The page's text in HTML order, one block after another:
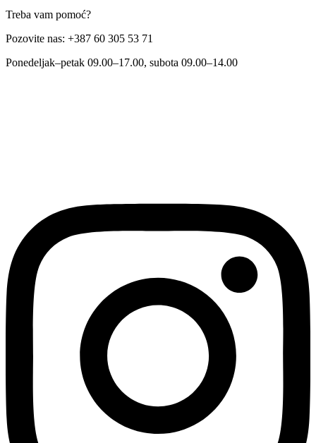
Treba vam pomoć?
Pozovite nas: +387 60 305 53 71
Ponedeljak–petak 09.00–17.00, subota 09.00–14.00